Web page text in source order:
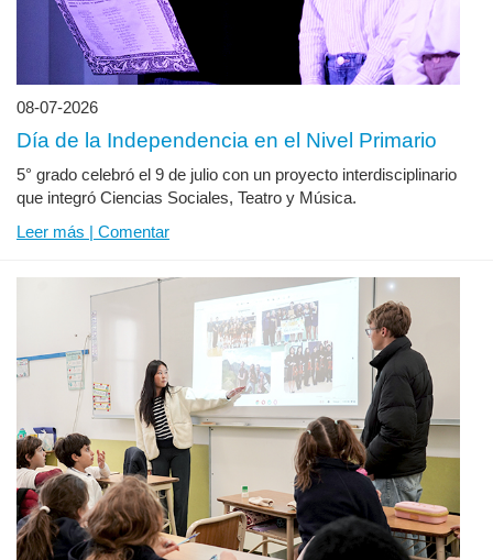
08-07-2026
Día de la Independencia en el Nivel Primario
5° grado celebró el 9 de julio con un proyecto interdisciplinario
que integró Ciencias Sociales, Teatro y Música.
Leer más | Comentar